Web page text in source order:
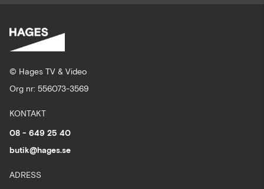
© Hages TV & Video
Org nr: 556073-3569
KONTAKT
08 - 649 25 40
butik@hages.se
ADRESS